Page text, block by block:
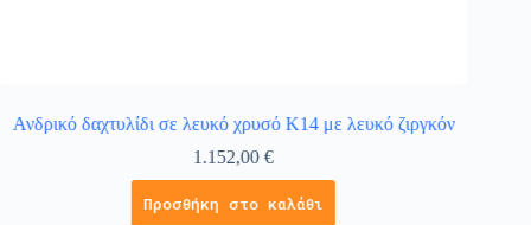
Ανδρικό δαχτυλίδι σε λευκό χρυσό Κ14 με λευκό ζιργκόν
1.152,00€
Προσθήκη στο καλάθι